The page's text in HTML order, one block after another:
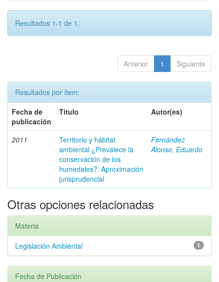
Resultados 1-1 de 1.
Anterior 1 Siguiente
Resultados por ítem:
Fecha de
publicación
Título Autor(es)
2011
Territorio y hábitat
ambiental ¿Prevalece la
conservación de los
humedales?: Aproximación
jurisprudencial
Fernández
Alonso, Eduardo
Otras opciones relacionadas
Materia
1
Legislación Ambiental
Fecha de Publicación